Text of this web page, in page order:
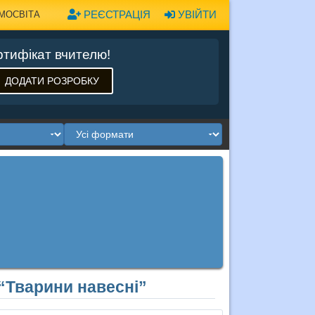
УВІЙТИ
РЕЄСТРАЦІЯ
вчителю!
ДОДАТИ РОЗРОБКУ
навесні”